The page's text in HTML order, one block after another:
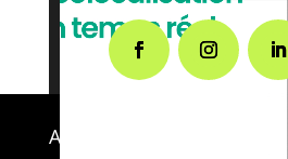
A propos de FMS